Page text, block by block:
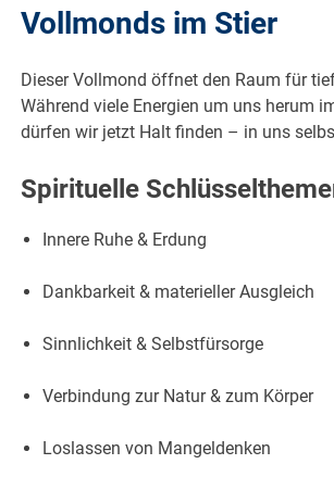
Vollmonds im Stier
Dieser Vollmond öffnet den Raum für
Während viele Energien um uns herum
dürfen wir jetzt Halt finden – in uns
Spirituelle
Innere Ruhe & Erdung
Dankbarkeit & materieller Ausgleich
Sinnlichkeit & Selbstfürsorge
Verbindung zur Natur & zum Körper
Loslassen von Mangeldenken